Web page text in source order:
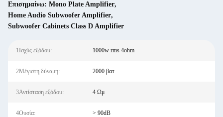
Επισημαίνω: Mono Plate Amplifier,
Home Audio Subwoofer Amplifier,
Subwoofer Cabinets Class D Amplifier
1Ισχύς εξόδου: 1000w rms 4ohm
2Μέγιστη δύναμη: 2000 βατ
3Αντίσταση εξόδου: 4 Ωμ
4Ουσία: > 90dB